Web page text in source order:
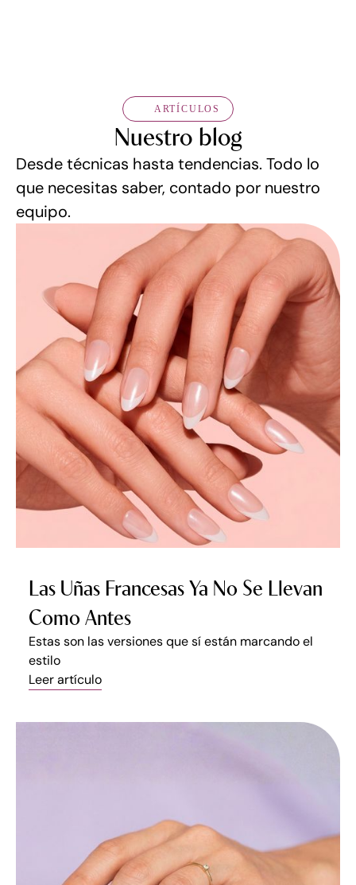
ARTÍCULOS
Nuestro blog
Desde técnicas hasta tendencias. Todo lo
que necesitas saber, contado por nuestro
equipo.
Las Uñas Francesas Ya No Se Llevan
Como Antes
Estas son las versiones que sí están marcando el
estilo
Leer artículo